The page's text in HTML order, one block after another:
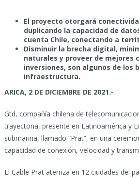
El proyecto otorgará
duplicando la capacidad de
cuenta Chile, conectando a
Disminuir la brecha digital,
naturales y proveer de mejores
inversiones, son algunos de los
infraestructura.
ARICA, 2 DE DICIEMBRE DE 2021.-
Gtd, compañía chilena de
trayectoria, presente en Latinoamérica y
submarina, llamado “Prat”, en una
capacidad de conexión, velocidad y
El Cable Prat aterriza en 12 ciudades del